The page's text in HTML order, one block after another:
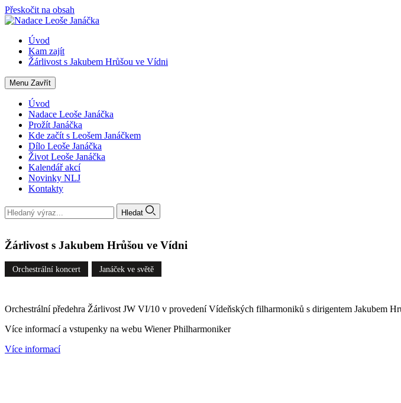
Přeskočit na obsah
Úvod
Kam zajít
Žárlivost s Jakubem Hrůšou ve Vídni
Menu Zavřít
Úvod
Nadace Leoše Janáčka
Prožít Janáčka
Kde začít s Leošem Janáčkem
Dílo Leoše Janáčka
Život Leoše Janáčka
Kalendář akcí
Novinky NLJ
Kontakty
Hledat
Žárlivost s Jakubem Hrůšou ve Vídni
Orchestrální koncert Janáček ve světě
Orchestrální předehra Žárlivost JW VI/10 v provedení Vídeňských filharmoniků s dirigentem Jakubem
Více informací a vstupenky na webu Wiener Philharmoniker
Více informací